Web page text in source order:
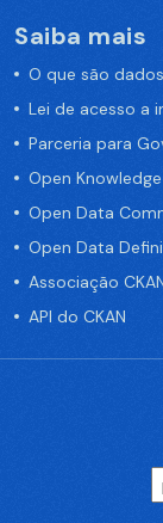
Saiba mais
O que são
Lei de acesso a
Parceria para
Open
Open Data
Open Data
Associação
API do CKAN